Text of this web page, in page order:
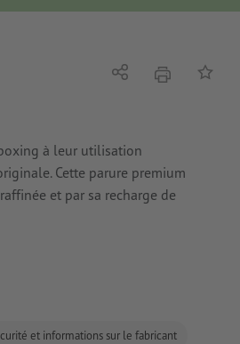
à leur utilisation
Cette parure premium
et par sa recharge de
et informations sur le fabricant
Partagerimprimer